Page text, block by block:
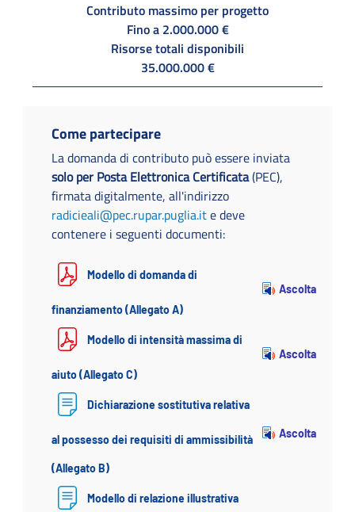
Contributo massimo per progetto
Fino a 2.000.000 €
Risorse totali disponibili
35.000.000 €
Come partecipare
La domanda di contributo può essere inviata
solo per Posta Elettronica Certificata(PEC),
firmata digitalmente, all'indirizzo
radicieali@pec.rupar.puglia.ite deve
contenere i seguenti documenti:
Modello di domanda di
finanziamento (Allegato A)
Ascolta
Modello di intensità massima di
aiuto (Allegato C)
Ascolta
Dichiarazione sostitutiva relativa
al possesso dei requisiti di ammissibilità
(Allegato B)
Ascolta
Modello di relazione illustrativa